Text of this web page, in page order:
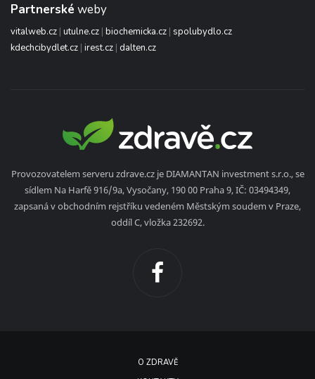
Partnerské weby
vitalweb.cz | utulne.cz | biochemicka.cz | spolubydlo.cz
kdechcibydlet.cz | irest.cz | dalten.cz
Provozovatelem serveru zdrave.cz je DIAMANTAN investment s.r.o., se
sídlem Na Harfě 916/9a, Vysočany, 190 00 Praha 9, IČ: 03494349,
zapsaná v obchodním rejstříku vedeném Městským soudem v Praze,
oddíl C, vložka 232692.
O ZDRAVĚ